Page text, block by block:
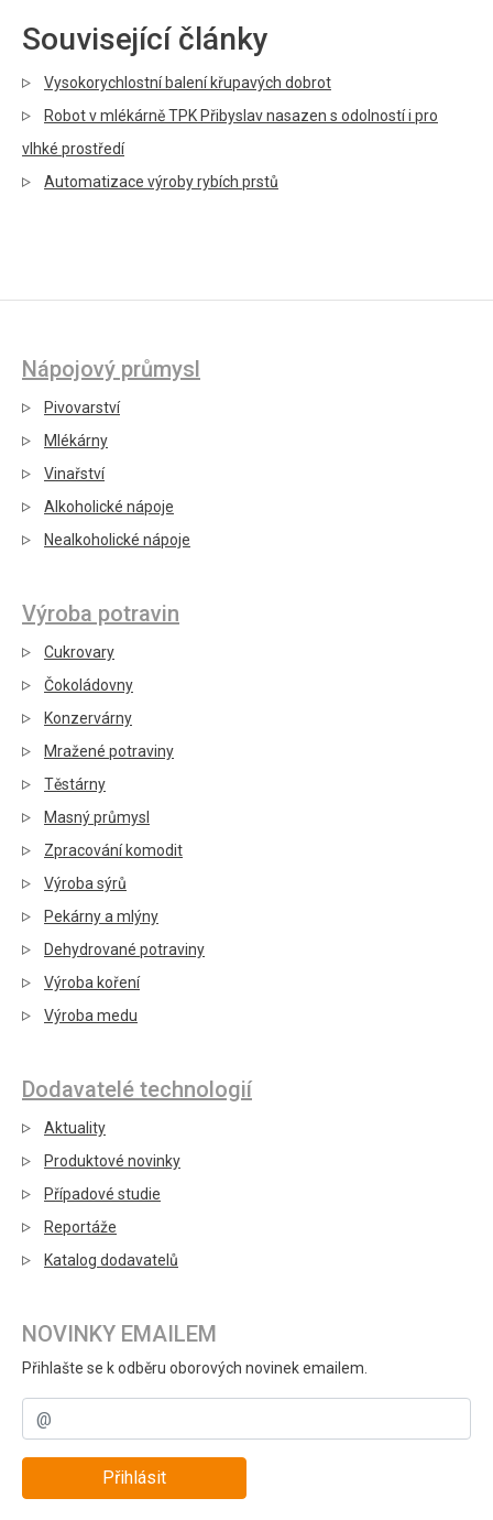
Související články
Vysokorychlostní balení křupavých dobrot
Robot v mlékárně TPK Přibyslav nasazen s odolností i pro
vlhké prostředí
Automatizace výroby rybích prstů
Nápojový průmysl
Pivovarství
Mlékárny
Vinařství
Alkoholické nápoje
Nealkoholické nápoje
Výroba potravin
Cukrovary
Čokoládovny
Konzervárny
Mražené potraviny
Těstárny
Masný průmysl
Zpracování komodit
Výroba sýrů
Pekárny a mlýny
Dehydrované potraviny
Výroba koření
Výroba medu
Dodavatelé technologií
Aktuality
Produktové novinky
Případové studie
Reportáže
Katalog dodavatelů
NOVINKY EMAILEM
Přihlašte se k odběru oborových novinek emailem.
Přihlásit